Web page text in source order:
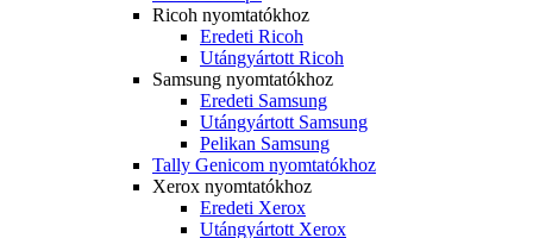
Ricoh nyomtatókhoz
Eredeti Ricoh
Utángyártott Ricoh
Samsung nyomtatókhoz
Eredeti Samsung
Utángyártott Samsung
Pelikan Samsung
Tally Genicom nyomtatókhoz
Xerox nyomtatókhoz
Eredeti Xerox
Utángyártott Xerox